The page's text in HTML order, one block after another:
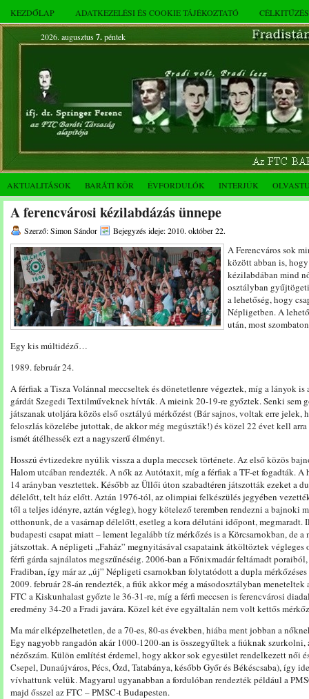
KEZDŐLAP ADATKEZELÉSI ÉS COOKIE TÁJÉKOZTATÓ
2026. augusztus 7.péntek
AKTUALITÁSOK BARÁTI KÖR ÉVFORDULÓK INTERJÚK
A ferencvárosi kézilabdázás ünnepe
Szerző: Simon Sándor Bejegyzés ideje: 2010. október 22.
A Ferencváros sok
között abban is,
kézilabdában mind
osztályban
a lehetőség, hogy
Népligetben. A
után, most
Egy kis múltidéző…
1989. február 24.
A férfiak a Tisza Volánnal meccseltek és dönetetlenre végeztek, míg a lányok
gárdát Szegedi Textilműveknek hívták. A mieink 20-19-re győztek. Senki sem
játszanak utoljára közös első osztályú mérkőzést (Bár sajnos, voltak erre jelek,
feloszlás közelébe jutottak, de akkor még megúszták!) és közel 22 évet kell
ismét átélhessék ezt a nagyszerű élményt.
Hosszú évtizedekre nyúlik vissza a dupla meccsek története. Az első közös
Halom utcában rendezték. A nők az Autótaxit, míg a férfiak a TF-et fogadták.
14 arányban vesztettek. Később az Üllői úton szabadtéren játszották ezeket a
délelőtt, telt ház előtt. Aztán 1976-tól, az olimpiai felkészülés jegyében
től a teljes idényre, aztán végleg), hogy kötelező teremben rendezni a bajnoki
otthonunk, de a vasárnap délelőtt, esetleg a kora délutáni időpont, megmaradt.
budapesti csapat miatt – lement legalább tíz mérkőzés is a Körcsarnokban, de
játszottak. A népligeti „Faház” megnyitásával csapataink átköltöztek
férfi gárda sajnálatos megszűnéséig. 2006-ban a Főnixmadár feltámadt
Fradiban, így már az „új” Népligeti csarnokban folytatódott a dupla
2009. február 28-án rendezték, a fiúk akkor még a másodosztályban
FTC a Kiskunhalast győzte le 36-31-re, míg a férfi meccsen is ferencvárosi
eredmény 34-20 a Fradi javára. Közel két éve egyáltalán nem volt kettős
Ma már elképzelhetetlen, de a 70-es, 80-as években, hiába ment jobban a
Egy nagyobb rangadón akár 1000-1200-an is összegyűltek a fiúknak
nézőszám. Külön említést érdemel, hogy akkor sok egyesület rendelkezett női
Csepel, Dunaújváros, Pécs, Ózd, Tatabánya, később Győr és Békéscsaba), így
vívhattunk velük. Magyarul ugyanabban a fordulóban rendezték például a
majd ősszel az FTC – PMSC-t Budapesten.